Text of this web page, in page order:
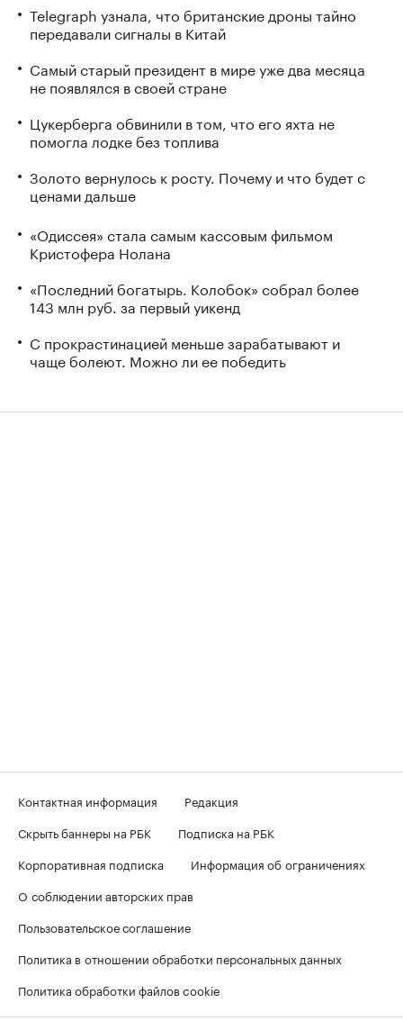
Telegraph узнала, что британские дроны тайно
передавали сигналы в Китай
Самый старый президент в мире уже два месяца
не появлялся в своей стране
Цукерберга обвинили в том, что его яхта не
помогла лодке без топлива
Золото вернулось к росту. Почему и что будет с
ценами дальше
«Одиссея» стала самым кассовым фильмом
Кристофера Нолана
«Последний богатырь. Колобок» собрал более
143 млн руб. за первый уикенд
С прокрастинацией меньше зарабатывают и
чаще болеют. Можно ли ее победить
Контактная информация
Редакция
Скрыть баннеры на РБК
Подписка на РБК
Корпоративная подписка
Информация об ограничениях
О соблюдении авторских прав
Пользовательское соглашение
Политика в отношении обработки персональных данных
Политика обработки файлов cookie